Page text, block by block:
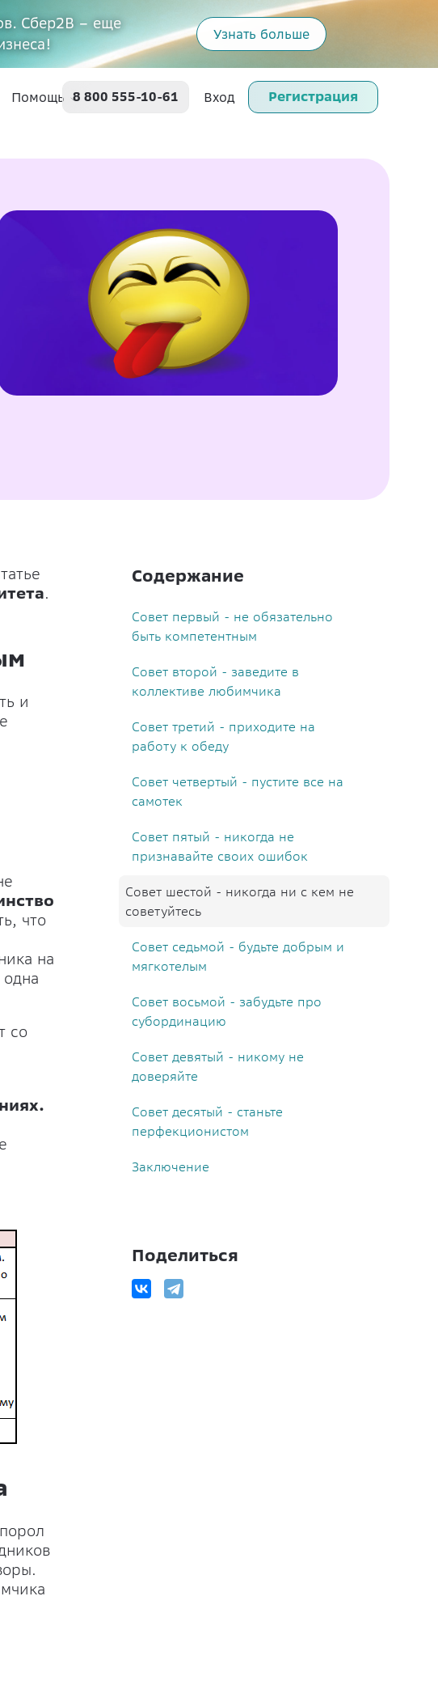
Сбер2В – еще
Узнать больше
Помощь 8 800 555-10-61 Вход Регистрация
.
и
что
на
со
Содержание
Совет первый - не обязательно
быть компетентным
Совет второй - заведите в
коллективе любимчика
Совет третий - приходите на
работу к обеду
Совет четвертый - пустите все на
самотек
Совет пятый - никогда не
признавайте своих ошибок
Совет шестой - никогда ни с кем не
советуйтесь
Совет седьмой - будьте добрым и
мягкотелым
Совет восьмой - забудьте про
субординацию
Совет девятый - никому не
доверяйте
Совет десятый - станьте
перфекционистом
Заключение
Поделиться